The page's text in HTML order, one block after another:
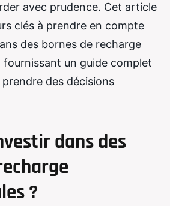
avec prudence. Cet article
clés à prendre en compte
des bornes de recharge
fournissant un guide complet
des décisions
dans des
?